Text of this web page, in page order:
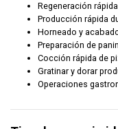
Regeneración
Producción rápida
Horneado y
Preparación de
Cocción rápida de
Gratinar y dorar
Operaciones